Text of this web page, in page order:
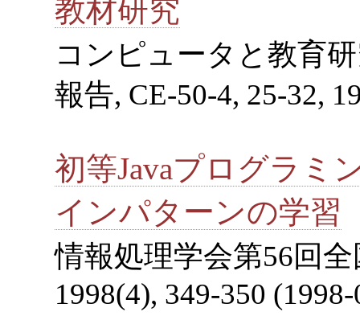
教材研究
コンピュータと教育
報告, CE-50-4, 25-32,
初等Javaプログラミ
インパターンの学習
情報処理学会第56回
1998(4), 349-350